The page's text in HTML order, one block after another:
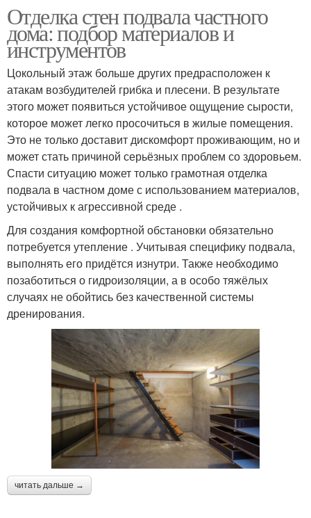
Отделка стен подвала частного
дома: подбор материалов и
инструментов
Цокольный этаж больше других предрасположен к
атакам возбудителей грибка и плесени. В результате
этого может появиться устойчивое ощущение сырости,
которое может легко просочиться в жилые помещения.
Это не только доставит дискомфорт проживающим, но и
может стать причиной серьёзных проблем со здоровьем.
Спасти ситуацию может только грамотная отделка
подвала в частном доме с использованием материалов,
устойчивых к агрессивной среде .
Для создания комфортной обстановки обязательно
потребуется утепление . Учитывая специфику подвала,
выполнять его придётся изнутри. Также необходимо
позаботиться о гидроизоляции, а в особо тяжёлых
случаях не обойтись без качественной системы
дренирования.
читать дальше →